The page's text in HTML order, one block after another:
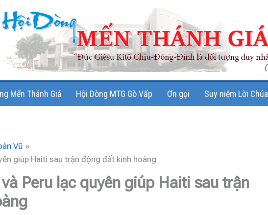
Mến Thánh Giá Hội Dòng MTG Gò Vấp Ơn gọi Suy niệm Lời Chúa
Vũ
giúp Haiti sau trận động đất kinh hoàng
Peru lạc quyên giúp Haiti sau trận